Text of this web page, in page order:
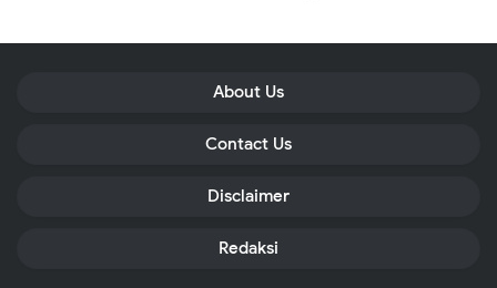
About Us
Contact Us
Disclaimer
Redaksi